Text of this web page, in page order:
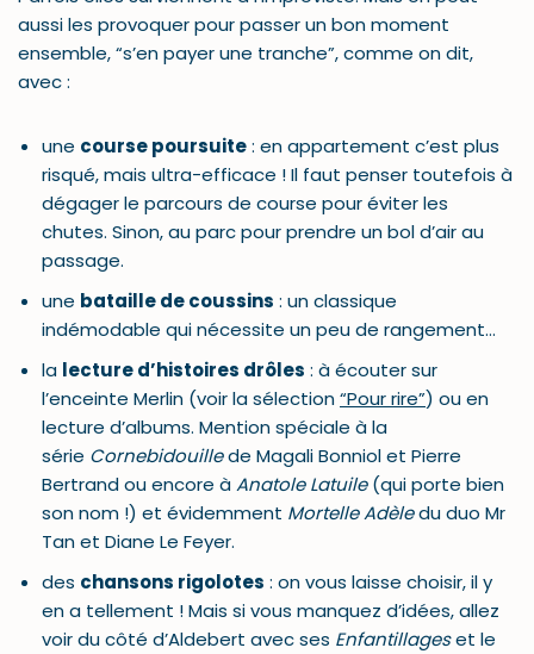
aussi les provoquer pour passer un bon moment
ensemble, “s’en payer une tranche”, comme on dit,
avec :
une course poursuite: en appartement c’est plus
risqué, mais ultra-efficace ! Il faut penser toutefois à
dégager le parcours de course pour éviter les
chutes. Sinon, au parc pour prendre un bol d’air au
passage.
une bataille de coussins : un classique
indémodable qui nécessite un peu de rangement…
la lecture d’histoires drôles : à écouter sur
l’enceinte Merlin (voir la sélection“Pour rire”) ou en
lecture d’albums. Mention spéciale à la
série Cornebidouillede Magali Bonniol et Pierre
Bertrand ou encore àAnatole Latuile(qui porte bien
son nom !) et évidemment Mortelle Adèledu duo Mr
Tan et Diane Le Feyer.
des chansons rigolotes : on vous laisse choisir, il y
en a tellement ! Mais si vous manquez d’idées, allez
voir du côté d’Aldebert avec ses Enfantillageset le